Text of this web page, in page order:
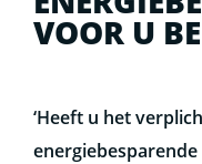
VOOR U
‘Heeft u het